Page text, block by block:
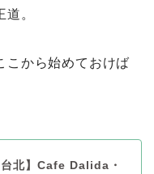
。
こから始めておけば
台北】Cafe Dalida・